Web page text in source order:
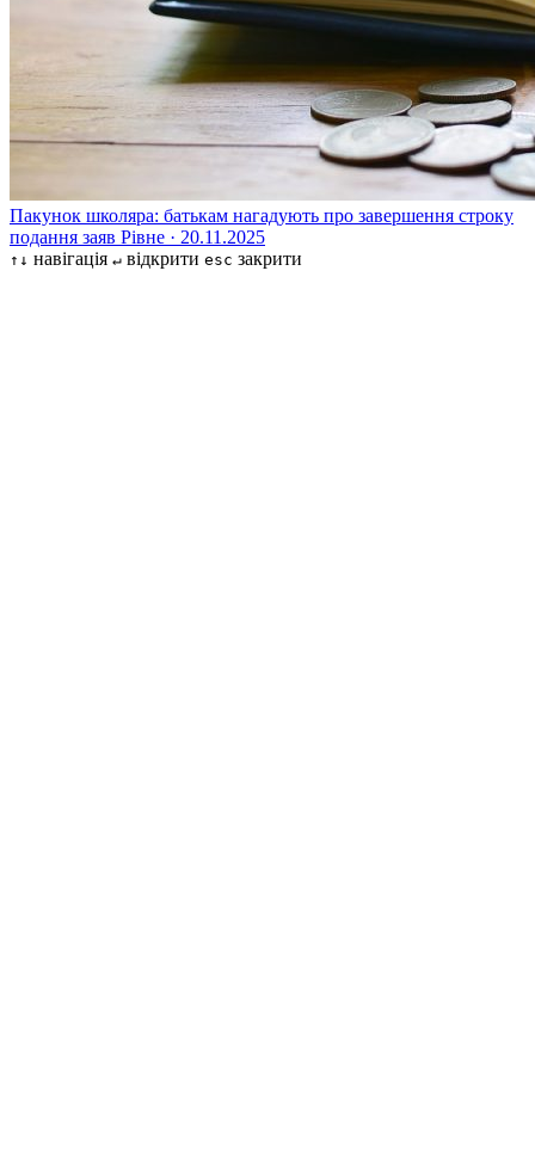
Пакунок школяра: батькам нагадують про завершення строку
подання заяв Рівне · 20.11.2025
↑↓ навігація ↵ відкрити esc закрити